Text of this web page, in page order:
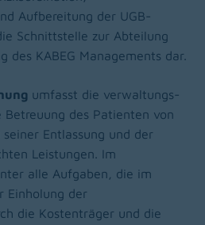
Aufbereitung der UGB-
Schnittstelle zur Abteilung
des KABEG Managements dar.
umfasst die verwaltungs-
Betreuung des Patienten von
Entlassung und der
Leistungen. Im
alle Aufgaben, die im
Einholung der
die Kostenträger und die